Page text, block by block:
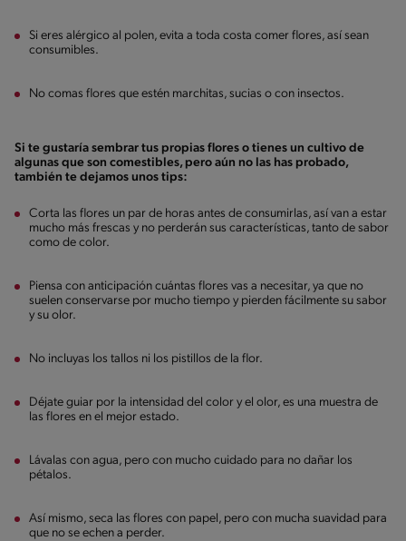
Si eres alérgico al polen, evita a toda costa comer flores, así sean
consumibles.
No comas flores que estén marchitas, sucias o con insectos.
Si te gustaría sembrar tus propias flores o tienes un cultivo de
algunas que son comestibles, pero aún no las has probado,
también te dejamos unos tips:
Corta las flores un par de horas antes de consumirlas, así van a estar
mucho más frescas y no perderán sus características, tanto de sabor
como de color.
Piensa con anticipación cuántas flores vas a necesitar, ya que no
suelen conservarse por mucho tiempo y pierden fácilmente su sabor
y su olor.
No incluyas los tallos ni los pistillos de la flor.
Déjate guiar por la intensidad del color y el olor, es una muestra de
las flores en el mejor estado.
Lávalas con agua, pero con mucho cuidado para no dañar los
pétalos.
Así mismo, seca las flores con papel, pero con mucha suavidad para
que no se echen a perder.